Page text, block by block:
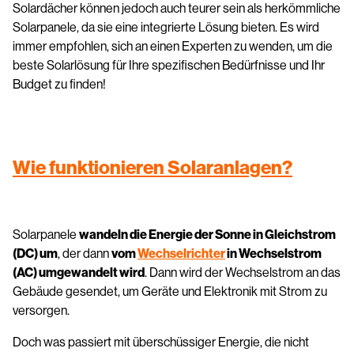
Solardächer können jedoch auch teurer sein als herkömmliche
Solarpanele, da sie eine integrierte Lösung bieten. Es wird
immer empfohlen, sich an einen Experten zu wenden, um die
beste Solarlösung für Ihre spezifischen Bedürfnisse und Ihr
Budget zu finden!
Wie funktionieren Solaranlagen?
Solarpanele wandeln die Energie der Sonne in Gleichstrom
(DC) um, der dannvomWechselrichterin Wechselstrom
(AC) umgewandelt wird. Dann wird der Wechselstrom an das
Gebäude gesendet, um Geräte und Elektronik mit Strom zu
versorgen.
Doch was passiert mit überschüssiger Energie, die nicht